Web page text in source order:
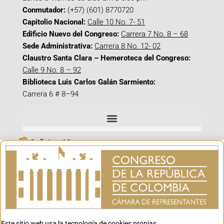
Conmutador: (+57) (601) 8770720
Capitolio Nacional: Calle 10 No. 7- 51
Edificio Nuevo del Congreso: Carrera 7 No. 8 – 68
Sede Administrativa: Carrera 8 No. 12- 02
Claustro Santa Clara – Hemeroteca del Congreso:
Calle 9 No. 8 – 92
Biblioteca Luis Carlos Galán Sarmiento:
Carrera 6 # 8–94
Señal en Vivo
Facebook_@CamaraColombia
Instagram_@CamaraColombia
X_@CamaraColombia
Youtube_@CamaraColombia
Tiktok_@CamaraColombia